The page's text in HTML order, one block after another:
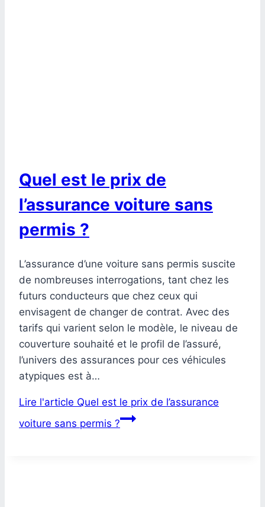
Quel est le prix de
l’assurance voiture sans
permis ?
L’assurance d’une voiture sans permis suscite
de nombreuses interrogations, tant chez les
futurs conducteurs que chez ceux qui
envisagent de changer de contrat. Avec des
tarifs qui varient selon le modèle, le niveau de
couverture souhaité et le profil de l’assuré,
l’univers des assurances pour ces véhicules
atypiques est à…
Lire l'article Quel est le prix de l’assurance
voiture sans permis ?